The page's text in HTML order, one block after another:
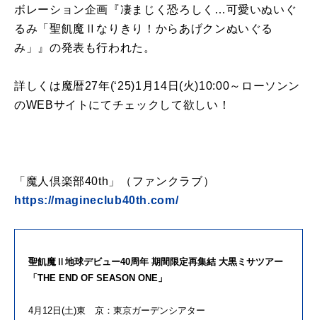
ボレーション企画『凄まじく恐ろしく…可愛いぬいぐ
るみ「聖飢魔Ⅱなりきり！からあげクンぬいぐる
み」』の発表も行われた。
詳しくは魔暦27年(‘25)1月14日(火)10:00～ローソンン
のWEBサイトにてチェックして欲しい！
「魔人倶楽部40th」（ファンクラブ）
https://magineclub40th.com/
聖飢魔Ⅱ地球デビュー40周年 期間限定再集結 大黒ミサツアー
「THE END OF SEASON ONE」
4月12日(土)東 京：東京ガーデンシアター